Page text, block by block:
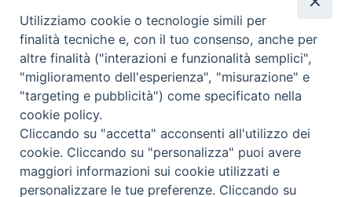
Scrivici
Copyright © 2019 - Tutti i diritti riservati - Vita
Trentina Editrice
Privacy Policy
Utilizziamo cookie o tecnologie simili per
finalità tecniche e, con il tuo consenso, anche per
altre finalità ("interazioni e funzionalità semplici",
"miglioramento dell'esperienza", "misurazione" e
"targeting e pubblicità") come specificato nella
cookie policy.
Cliccando su "accetta" acconsenti all'utilizzo dei
cookie. Cliccando su "personalizza" puoi avere
maggiori informazioni sui cookie utilizzati e
personalizzare le tue preferenze. Cliccando su